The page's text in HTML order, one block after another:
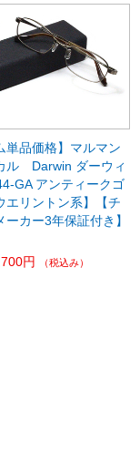
単品価格】マルマン
ル Darwin ダーウィ
GA アンティークゴ
エリントン系】【チ
ーカー3年保証付き】
円
（税込み）